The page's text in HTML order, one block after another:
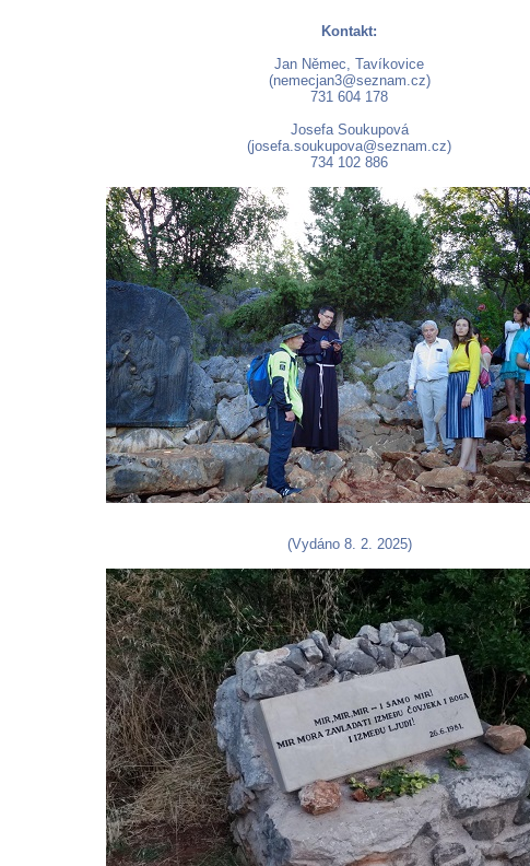
Kontakt:
Jan Němec, Tavíkovice
(nemecjan3@seznam.cz)
731 604 178
Josefa Soukupová
(josefa.soukupova@seznam.cz)
734 102 886
(Vydáno 8. 2. 2025)